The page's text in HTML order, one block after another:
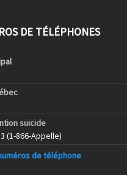
DE TÉLÉPHONES
suicide
(1-866-Appelle)
de téléphone